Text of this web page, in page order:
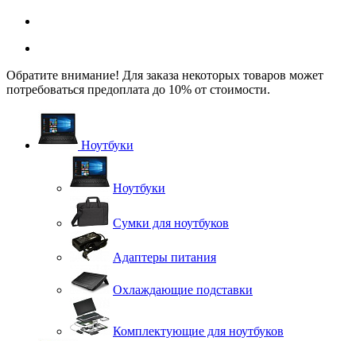
Обратите внимание! Для заказа некоторых товаров может
потребоваться предоплата до 10% от стоимости.
Ноутбуки
Ноутбуки
Сумки для ноутбуков
Адаптеры питания
Охлаждающие подставки
Комплектующие для ноутбуков